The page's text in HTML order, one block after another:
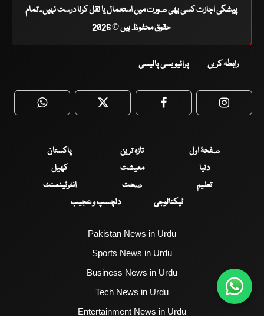
پیشگی اجازت کسی بھی صورت میں استعمال یا نقل کرنا درست نہیں۔ تمام
حقوق محفوظ ہیں © 2026
رابطہ کریں پرائیویسی پالیسی
WhatsApp Twitter Facebook
صفحۂ اول تازہ ترین
پاکستان
دنیا
معیشت
کھیل
تعلیم
صحت
انٹرٹینمنٹ
ٹیکنالوجی
دلچسپ و عجیب
Pakistan News in Urdu
Sports News in Urdu
Business News in Urdu
Tech News in Urdu
Entertainment News in Urdu